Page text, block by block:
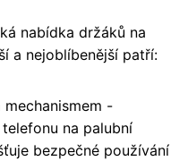
nabídka držáků na
a nejoblíbenější patří:
-
na palubní
bezpečné používání